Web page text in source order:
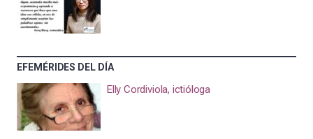
EFEMÉRIDES DEL DÍA
Elly Cordiviola, ictióloga